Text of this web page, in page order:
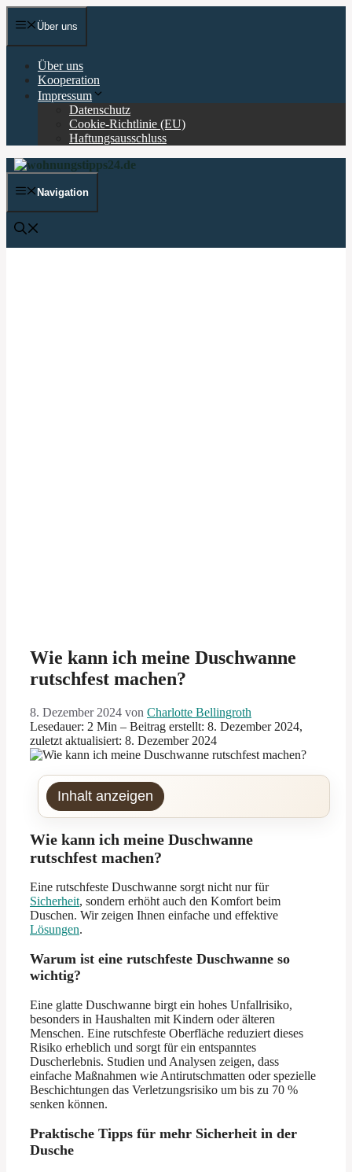
Zum
Inhalt Über uns
Über uns
Kooperation
Impressum
Datenschutz
Cookie-Richtlinie (EU)
Haftungsausschluss
Navigation
Wie kann ich meine Duschwanne
rutschfest machen?
8. Dezember 2024 von Charlotte Bellingroth
Lesedauer: 2 Min – Beitrag erstellt: 8. Dezember 2024,
zuletzt aktualisiert: 8. Dezember 2024
Inhalt anzeigen
Wie kann ich meine Duschwanne
rutschfest machen?
Eine rutschfeste Duschwanne sorgt nicht nur für
Sicherheit, sondern erhöht auch den Komfort beim
Duschen. Wir zeigen Ihnen einfache und effektive
Lösungen.
Warum ist eine rutschfeste Duschwanne so
wichtig?
Eine glatte Duschwanne birgt ein hohes Unfallrisiko,
besonders in Haushalten mit Kindern oder älteren
Menschen. Eine rutschfeste Oberfläche reduziert dieses
Risiko erheblich und sorgt für ein entspanntes
Duscherlebnis. Studien und Analysen zeigen, dass
einfache Maßnahmen wie Antirutschmatten oder spezielle
Beschichtungen das Verletzungsrisiko um bis zu 70 %
senken können.
Praktische Tipps für mehr Sicherheit in der
Dusche